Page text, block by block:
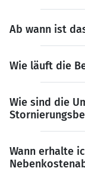
Ab wann ist
Wie läuft die
Wie sind die
Wann erhalte